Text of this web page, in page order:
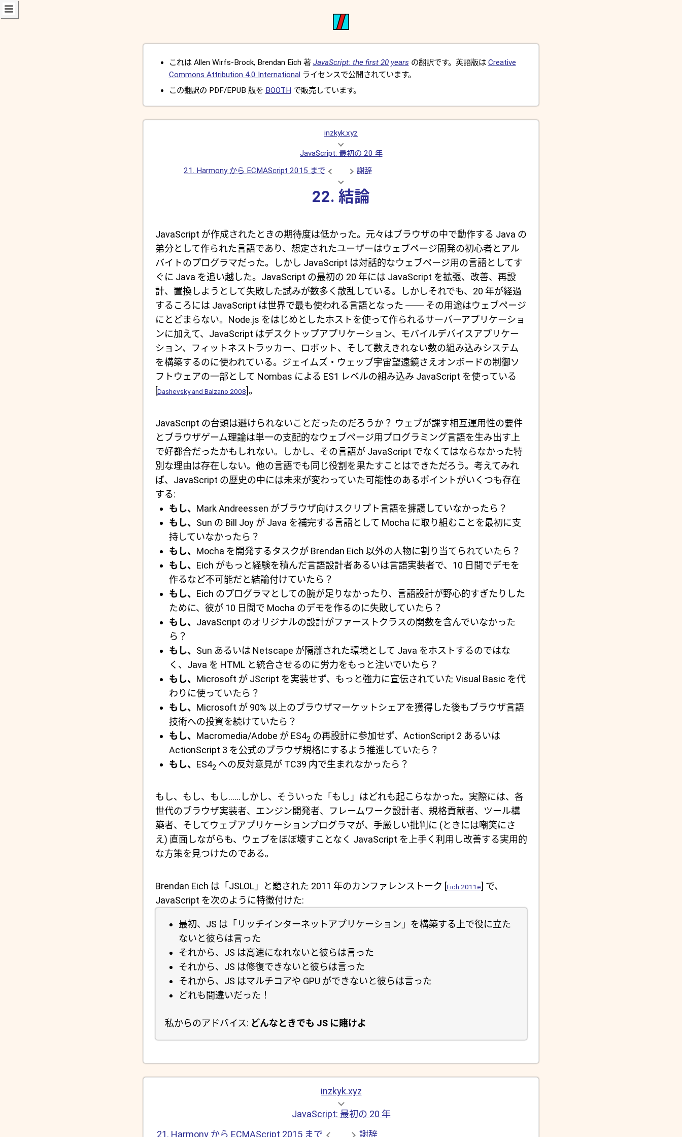
これは Allen Wirfs-Brock, Brendan Eich 著 JavaScript: the first 20 years の翻訳です。英語版は Creative
Commons Attribution 4.0 International ライセンスで公開されています。
この翻訳の PDF/EPUB 版を BOOTH で販売しています。
inzkyk.xyz
JavaScript: 最初の 20 年
21. Harmony から ECMAScript 2015 まで
謝辞
22. 結論
JavaScript が作成されたときの期待度は低かった。元々はブラウザの中で動作する Java の
弟分として作られた言語であり、想定されたユーザーはウェブページ開発の初心者とアル
バイトのプログラマだった。しかし JavaScript は対話的なウェブページ用の言語としてす
ぐに Java を追い越した。JavaScript の最初の 20 年には JavaScript を拡張、改善、再設
計、置換しようとして失敗した試みが数多く散乱している。しかしそれでも、20 年が経過
するころには JavaScript は世界で最も使われる言語となった ── その用途はウェブページ
にとどまらない。Node.js をはじめとしたホストを使って作られるサーバーアプリケーショ
ンに加えて、JavaScript はデスクトップアプリケーション、モバイルデバイスアプリケー
ション、フィットネストラッカー、ロボット、そして数えきれない数の組み込みシステム
を構築するのに使われている。ジェイムズ・ウェッブ宇宙望遠鏡さえオンボードの制御ソ
フトウェアの一部として Nombas による ES1 レベルの組み込み JavaScript を使っている
[Dashevsky and Balzano 2008]。
JavaScript の台頭は避けられないことだったのだろうか？ ウェブが課す相互運用性の要件
とブラウザゲーム理論は単一の支配的なウェブページ用プログラミング言語を生み出す上
で好都合だったかもしれない。しかし、その言語が JavaScript でなくてはならなかった特
別な理由は存在しない。他の言語でも同じ役割を果たすことはできただろう。考えてみれ
ば、JavaScript の歴史の中には未来が変わっていた可能性のあるポイントがいくつも存在
する:
もし、 Mark Andreessen がブラウザ向けスクリプト言語を擁護していなかったら？
もし、 Sun の Bill Joy が Java を補完する言語として Mocha に取り組むことを最初に支
持していなかったら？
もし、 Mocha を開発するタスクが Brendan Eich 以外の人物に割り当てられていたら？
もし、 Eich がもっと経験を積んだ言語設計者あるいは言語実装者で、10 日間でデモを
作るなど不可能だと結論付けていたら？
もし、 Eich のプログラマとしての腕が足りなかったり、言語設計が野心的すぎたりした
ために、彼が 10 日間で Mocha のデモを作るのに失敗していたら？
もし、 JavaScript のオリジナルの設計がファーストクラスの関数を含んでいなかった
ら？
もし、 Sun あるいは Netscape が隔離された環境として Java をホストするのではな
く、Java を HTML と統合させるのに労力をもっと注いでいたら？
もし、 Microsoft が JScript を実装せず、もっと強力に宣伝されていた Visual Basic を代
わりに使っていたら？
もし、 Microsoft が 90% 以上のブラウザマーケットシェアを獲得した後もブラウザ言語
技術への投資を続けていたら？
もし、 Macromedia/Adobe が ES42 の再設計に参加せず、ActionScript 2 あるいは
ActionScript 3 を公式のブラウザ規格にするよう推進していたら？
もし、 ES42 への反対意見が TC39 内で生まれなかったら？
もし、もし、もし……しかし、そういった「もし」はどれも起こらなかった。実際には、各
世代のブラウザ実装者、エンジン開発者、フレームワーク設計者、規格貢献者、ツール構
築者、そしてウェブアプリケーションプログラマが、手厳しい批判に (ときには嘲笑にさ
え) 直面しながらも、ウェブをほぼ壊すことなく JavaScript を上手く利用し改善する実用的
な方策を見つけたのである。
Brendan Eich は「JSLOL」と題された 2011 年のカンファレンストーク [Eich 2011e] で、
JavaScript を次のように特徴付けた:
最初、JS は「リッチインターネットアプリケーション」を構築する上で役に立た
ないと彼らは言った
それから、JS は高速になれないと彼らは言った
それから、JS は修復できないと彼らは言った
それから、JS はマルチコアや GPU ができないと彼らは言った
どれも間違いだった！
私からのアドバイス: どんなときでも JS に賭けよ
inzkyk.xyz
JavaScript: 最初の 20 年
21. Harmony から ECMAScript 2015 まで
謝辞